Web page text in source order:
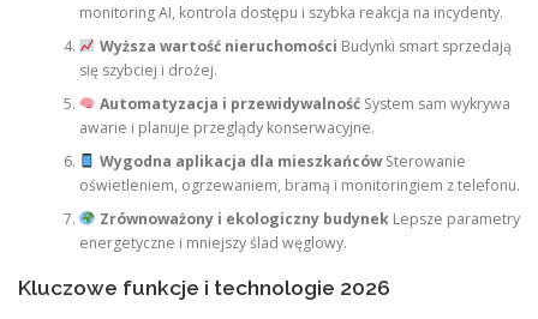
monitoring AI, kontrola dostępu i szybka reakcja na incydenty.
Wyższa wartość nieruchomości Budynki smart sprzedają
się szybciej i drożej.
Automatyzacja i przewidywalnośćSystem sam wykrywa
awarie i planuje przeglądy konserwacyjne.
Wygodna aplikacja dla mieszkańcówSterowanie
oświetleniem, ogrzewaniem, bramą i monitoringiem z telefonu.
Zrównoważony i ekologiczny budynekLepsze parametry
energetyczne i mniejszy ślad węglowy.
Kluczowe funkcje i technologie 2026